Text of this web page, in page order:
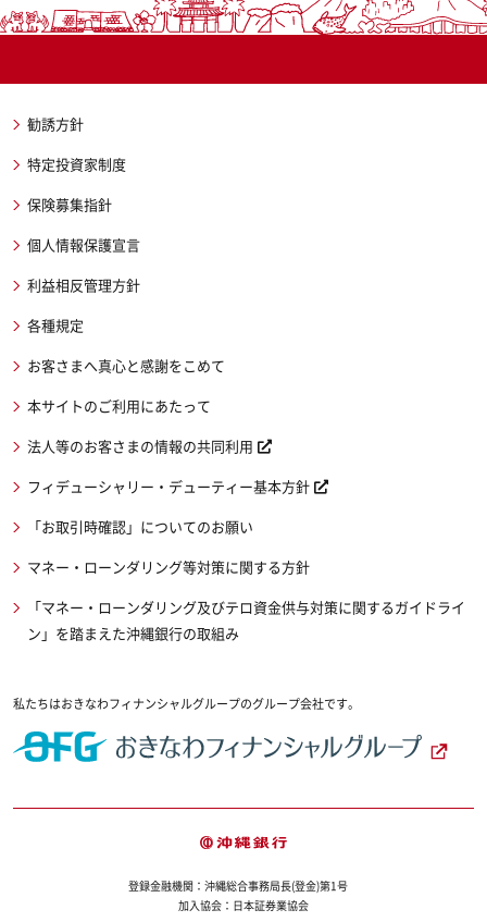
私たちはおきなわフィナンシャルグループのグループ会社です。
勧誘方針
特定投資家制度
保険募集指針
個人情報保護宣言
利益相反管理方針
各種規定
お客さまへ真心と感謝をこめて
本サイトのご利用にあたって
法人等のお客さまの情報の共同利用
フィデューシャリー・デューティー基本方針
「お取引時確認」についてのお願い
マネー・ローンダリング等対策に関する方針
「マネー・ローンダリング及びテロ資金供与対策に関するガイドライ
ン」を踏まえた沖縄銀行の取組み
登録金融機関：沖縄総合事務局長(登金)第1号
加入協会：日本証券業協会